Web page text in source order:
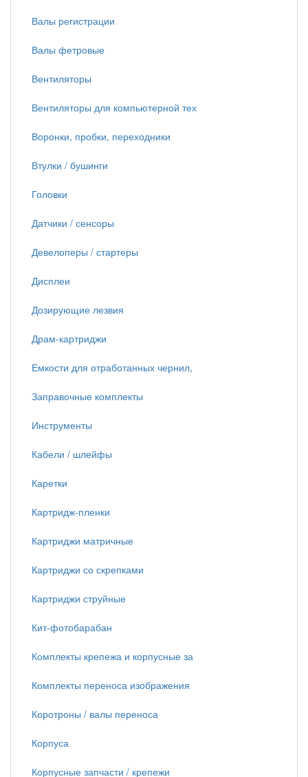
Валы регистрации
Валы фетровые
Вентиляторы
Вентиляторы для компьютерной тех
Воронки, пробки, переходники
Втулки / бушинги
Головки
Датчики / сенсоры
Девелоперы / стартеры
Дисплеи
Дозирующие лезвия
Драм-картриджи
Емкости для отработанных чернил,
Заправочные комплекты
Инструменты
Кабели / шлейфы
Каретки
Картридж-пленки
Картриджи матричные
Картриджи со скрепками
Картриджи струйные
Кит-фотобарабан
Комплекты крепежа и корпусные за
Комплекты переноса изображения
Коротроны / валы переноса
Корпуса
Корпусные запчасти / крепежи